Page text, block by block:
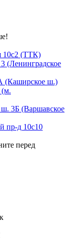
10с2 (ТТК)
(Ленинградское
(Каширское ш.)
(м.
3Б (Варшавское
пр-д 10с10
перед